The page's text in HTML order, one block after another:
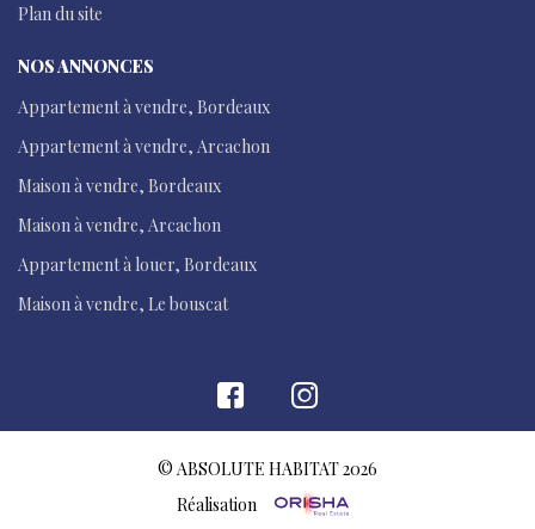
Plan du site
NOS ANNONCES
Appartement à vendre, Bordeaux
Appartement à vendre, Arcachon
Maison à vendre, Bordeaux
Maison à vendre, Arcachon
Appartement à louer, Bordeaux
Maison à vendre, Le bouscat
© ABSOLUTE HABITAT 2026
Réalisation